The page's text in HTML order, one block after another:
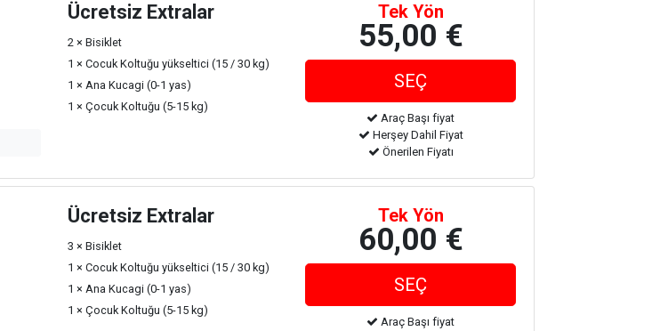
Ücretsiz Extralar
2 × Bisiklet
1 × Cocuk Koltuğu yükseltici (15 / 30 kg)
1 × Ana Kucagi (0-1 yas)
1 × Çocuk Koltuğu (5-15 kg)
Tek Yön
55,00 €
Araç Başı fiyat
Herşey Dahil Fiyat
Önerilen Fiyatı
Ücretsiz Extralar
3 × Bisiklet
1 × Cocuk Koltuğu yükseltici (15 / 30 kg)
1 × Ana Kucagi (0-1 yas)
1 × Çocuk Koltuğu (5-15 kg)
Tek Yön
60,00 €
Araç Başı fiyat